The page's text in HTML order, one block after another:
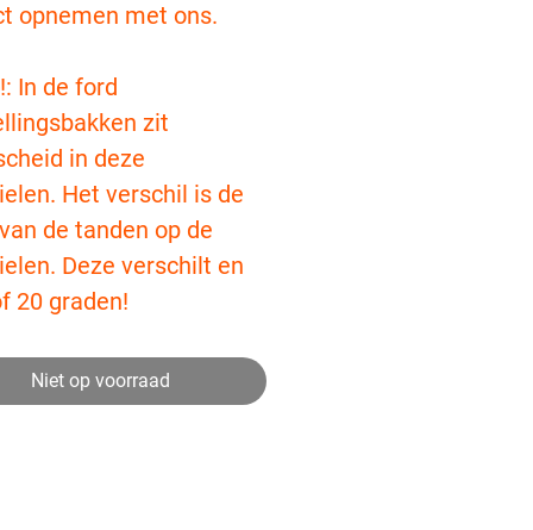
opnemen met ons.
In de ford
zit
in deze
Het verschil is de
de tanden op de
Deze verschilt en
20 graden!
Niet op voorraad